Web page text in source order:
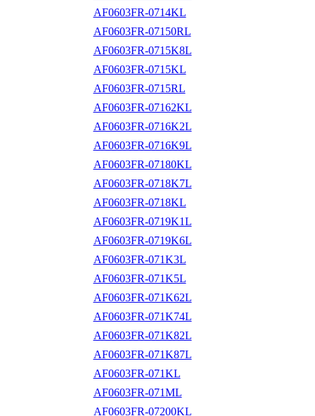
AF0603FR-0714KL
AF0603FR-07150RL
AF0603FR-0715K8L
AF0603FR-0715KL
AF0603FR-0715RL
AF0603FR-07162KL
AF0603FR-0716K2L
AF0603FR-0716K9L
AF0603FR-07180KL
AF0603FR-0718K7L
AF0603FR-0718KL
AF0603FR-0719K1L
AF0603FR-0719K6L
AF0603FR-071K3L
AF0603FR-071K5L
AF0603FR-071K62L
AF0603FR-071K74L
AF0603FR-071K82L
AF0603FR-071K87L
AF0603FR-071KL
AF0603FR-071ML
AF0603FR-07200KL